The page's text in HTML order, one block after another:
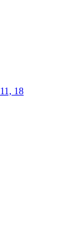
18